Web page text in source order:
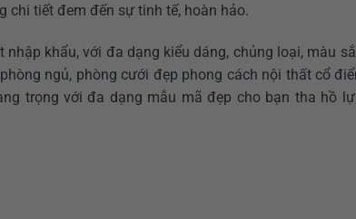
chi tiết đem đến sự tinh tế, hoàn hảo.
khẩu, với đa dạng kiểu dáng, chủng loại, màu
ngủ, phòng cưới đẹp phong cách nội thất cổ
trọng với đa dạng mẫu mã đẹp cho bạn tha hồ